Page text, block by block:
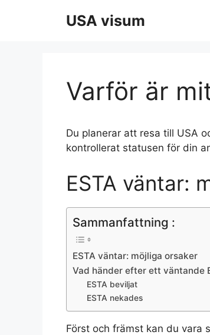
USA visum
Varför är
Du planerar att resa till USA
kontrollerat statusen för din
ESTA väntar:
Sammanfattning :
ESTA väntar: möjliga orsaker
Vad händer efter ett väntande
ESTA beviljat
ESTA nekades
Först och främst kan du vara